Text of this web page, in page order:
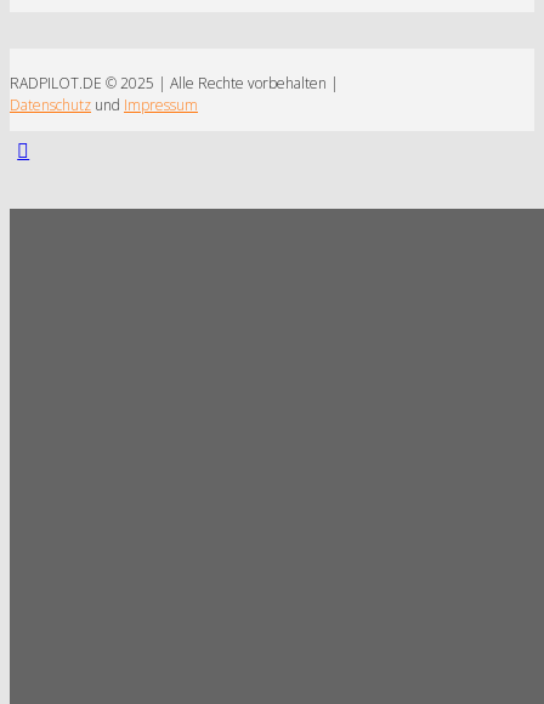
RADPILOT.DE © 2025 | Alle Rechte vorbehalten |
Datenschutz und Impressum